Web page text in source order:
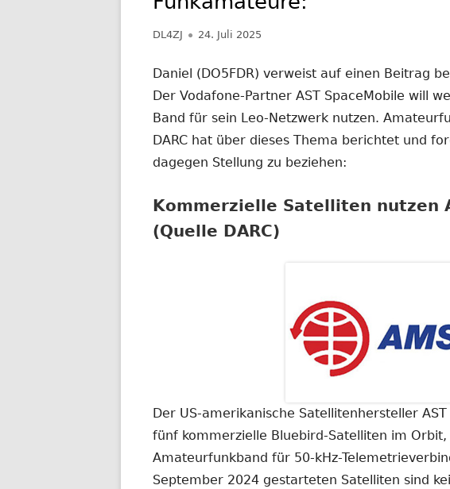
Autor
DL4ZJ
Veröffentlicht
24. Juli 2025
Daniel (DO5FDR) verweist auf einen Beitrag
Der Vodafone-Partner AST SpaceMobile will
Band für sein Leo-Netzwerk nutzen.
DARC hat über dieses Thema berichtet und
dagegen Stellung zu beziehen:
Kommerzielle Satelliten nutzen
(Quelle DARC)
Der US-amerikanische Satellitenhersteller
fünf kommerzielle Bluebird-Satelliten im Orbit,
Amateurfunkband für 50-kHz-
September 2024 gestarteten Satelliten sind